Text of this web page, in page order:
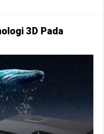
3D Pada